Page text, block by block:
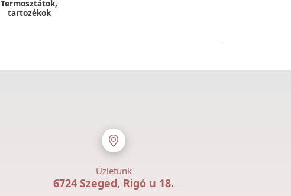
Termosztátok,
tartozékok
Üzletünk
6724 Szeged, Rigó u 18.